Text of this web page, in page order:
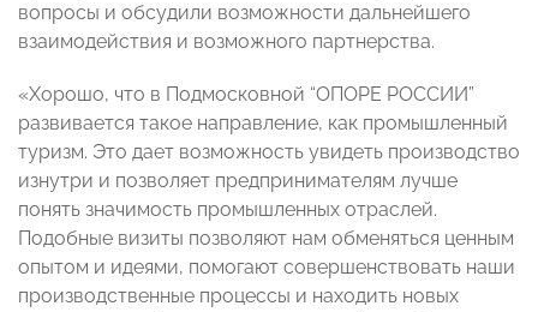
вопросы и обсудили возможности дальнейшего
взаимодействия и возможного партнерства.
«Хорошо, что в Подмосковной “ОПОРЕ РОССИИ”
развивается такое направление, как промышленный
туризм. Это дает возможность увидеть производство
изнутри и позволяет предпринимателям лучше
понять значимость промышленных отраслей.
Подобные визиты позволяют нам обменяться ценным
опытом и идеями, помогают совершенствовать наши
производственные процессы и находить новых